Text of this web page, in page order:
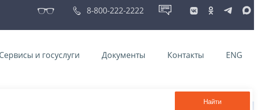
8-800-222-2222
Сервисы и госуслуги Документы Контакты ENG
Найти